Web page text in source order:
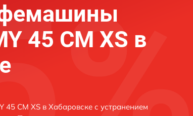
45 CM XS в
45 CM XS в Хабаровске с устранением